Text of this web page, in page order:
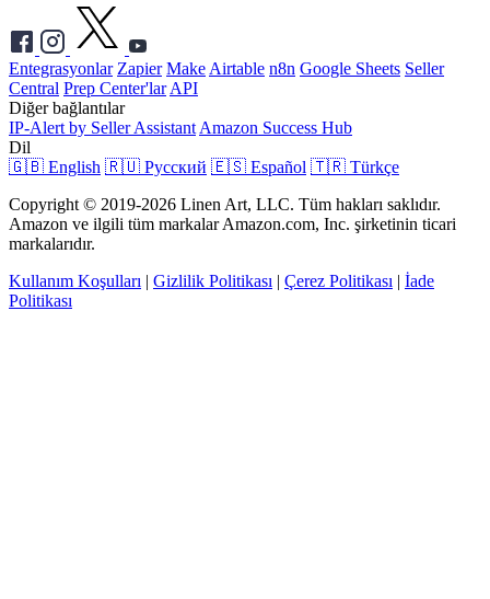
Entegrasyonlar Zapier Make Airtable n8n Google Sheets Seller
Central Prep Center'lar API
Diğer bağlantılar
IP-Alert by Seller Assistant Amazon Success Hub
Dil
🇬🇧 English 🇷🇺 Русский 🇪🇸 Español 🇹🇷 Türkçe
Copyright © 2019-2026 Linen Art, LLC. Tüm hakları saklıdır.
Amazon ve ilgili tüm markalar Amazon.com, Inc. şirketinin ticari
markalarıdır.
Kullanım Koşulları | Gizlilik Politikası | Çerez Politikası | İade
Politikası